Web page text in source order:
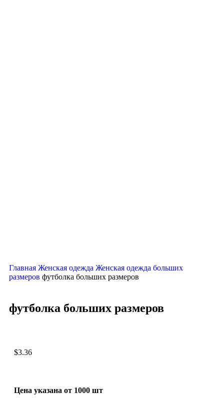
Главная Женская одежда Женская одежда больших
размеров футболка больших размеров
футболка больших размеров
$3.36
Цена указана от 1000 шт